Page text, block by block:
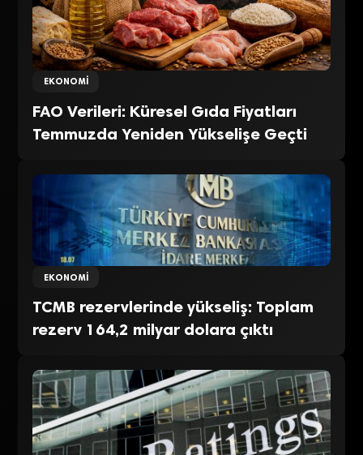
EKONOMI
FAO Verileri: Küresel Gıda Fiyatları
Temmuzda Yeniden Yükselişe Geçti
EKONOMI
TCMB rezervlerinde yükseliş: Toplam
rezerv 164,2 milyar dolara çıktı